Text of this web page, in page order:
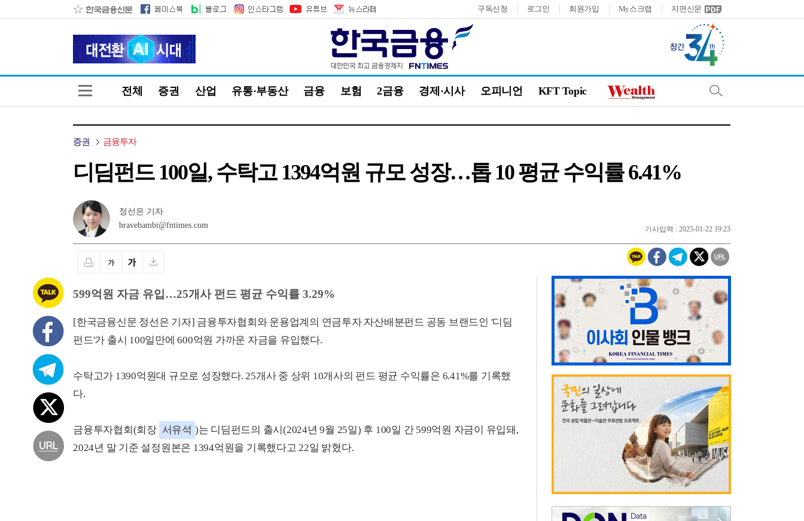
구독신청 로그인 회원가입 My스크랩 지면신문
전체 증권 산업 유통·부동산 금융 보험 2금융 경제·시사 오피니언 KFT Topic
증권 금융투자
디딤펀드 100일, 수탁고 1394억원 규모 성장…톱 10 평균 수익률 6.41%
정선은 기자
bravebambi@fntimes.com
기사입력 : 2025-01-22 19:23
599억원 자금 유입…25개사 펀드 평균 수익률 3.29%
[한국금융신문 정선은 기자] 금융투자협회와 운용업계의 연금투자 자산배분펀드 공동 브랜드인 '디딤
펀드'가 출시 100일만에 600억원 가까운 자금을 유입했다.
수탁고가 1390억원대 규모로 성장했다. 25개사 중 상위 10개사의 펀드 평균 수익률은 6.41%를 기록했
다.
금융투자협회(회장 서유석 )는 디딤펀드의 출시(2024년 9월 25일) 후 100일 간 599억원 자금이 유입돼,
2024년 말 기준 설정원본은 1394억원을 기록했다고 22일 밝혔다.